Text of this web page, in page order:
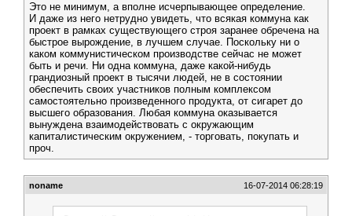
Это не минимум, а вполне исчерпывающее определение.
И даже из него нетрудно увидеть, что всякая коммуна как
проект в рамках существующего строя заранее обречена на
быстрое вырождение, в лучшем случае. Поскольку ни о
каком коммунистическом производстве сейчас не может
быть и речи. Ни одна коммуна, даже какой-нибудь
грандиозный проект в тысячи людей, не в состоянии
обеспечить своих участников полным комплексом
самостоятельно произведенного продукта, от сигарет до
высшего образования. Любая коммуна оказывается
вынуждена взаимодействовать с окружающим
капиталистическим окружением, - торговать, покупать и
проч.
noname 16-07-2014 06:28:19